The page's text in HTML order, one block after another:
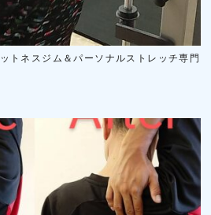
トネスジム＆パーソナルストレッチ専門